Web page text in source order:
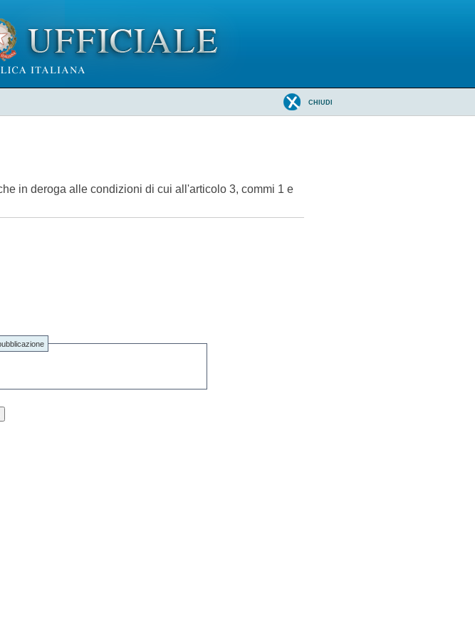
CHIUDI
in deroga alle condizioni di cui all'articolo 3, commi 1 e